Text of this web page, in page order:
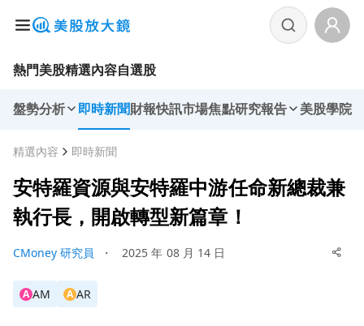
熱門美股精選內容自選股
盤勢分析 即時新聞財報快訊市場焦點研究報告 美股學院
精選內容 即時新聞
安特羅資源與安特羅中游任命新總裁兼
執行長，開啟轉型新篇章！
CMoney 研究員 ・ 2025 年 08 月 14 日
A AM A AR